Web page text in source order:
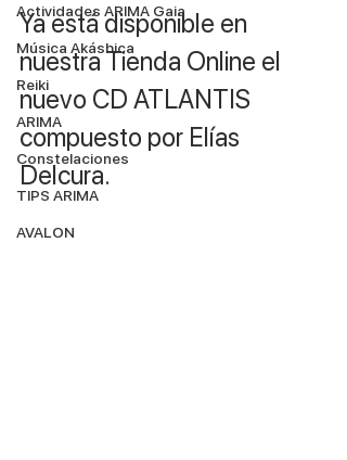
Actividades ARIMA Gaia
Música Akáshica
Reiki
ARIMA
Constelaciones
TIPS ARIMA
AVALON
Ya está disponible en
nuestra Tienda Online el
nuevo CD ATLANTIS
compuesto por Elías
Delcura.